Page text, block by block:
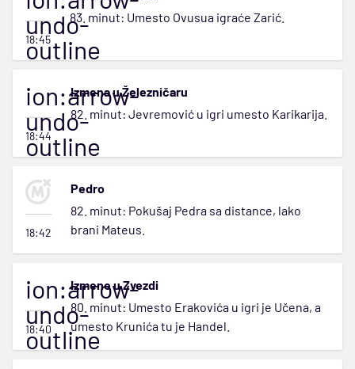
undo-
outline
18:45
83. minut: Umesto Ovusua igraće Zarić.
ion:arrow-
undo-
outline
18:44
Izmena u Železničaru
82. minut: Jevremović u igri umesto Karikarija.
18:42
Pedro
82. minut: Pokušaj Pedra sa distance, lako
brani Mateus.
ion:arrow-
undo-
outline
18:40
Izmene u Zvezdi
80. minut: Umesto Erakovića u igri je Učena, a
umesto Krunića tu je Handel.